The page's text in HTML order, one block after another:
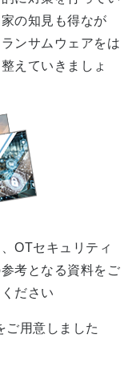
の知見も得なが
ンサムウェアをは
えていきましょ
OTセキュリティ
考となる資料をご
ださい
ご用意しました